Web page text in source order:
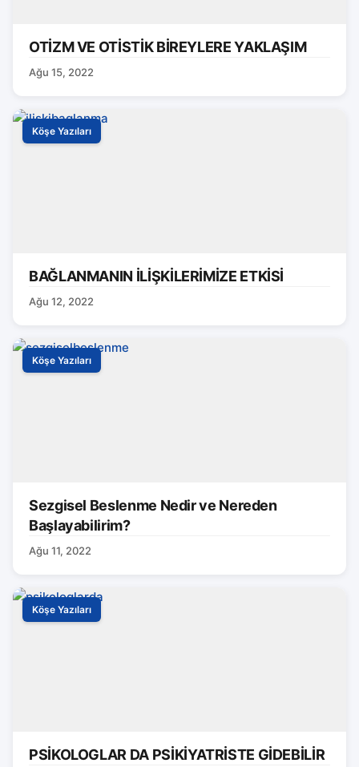
OTİZM VE OTİSTİK BİREYLERE YAKLAŞIM
Ağu 15, 2022
Köşe Yazıları
BAĞLANMANIN İLİŞKİLERİMİZE ETKİSİ
Ağu 12, 2022
Köşe Yazıları
Sezgisel Beslenme Nedir ve Nereden
Başlayabilirim?
Ağu 11, 2022
Köşe Yazıları
PSİKOLOGLAR DA PSİKİYATRİSTE GİDEBİLİR